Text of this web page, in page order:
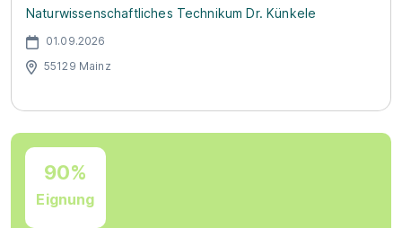
Naturwissenschaftliches Technikum Dr. Künkele
01.09.2026
55129 Mainz
90%
Eignung